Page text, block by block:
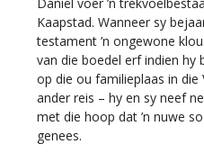
Kaapstad. Wanneer sy
testament ’n ongewone
van die boedel erf indien hy
op die ou familieplaas in die
ander reis – hy en sy neef
met die hoop dat ’n nuwe
genees.